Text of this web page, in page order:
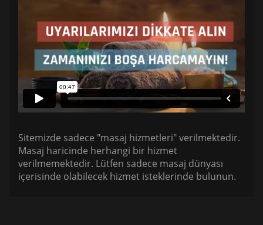
Sitemizde sadece "masaj hizmetleri" verilmektedir.
Masaj haricinde herhangi bir hizmet
verilmemektedir. Lütfen sadece masaj dünyası
içerisinde olabilecek hizmet isteklerinde bulunun.